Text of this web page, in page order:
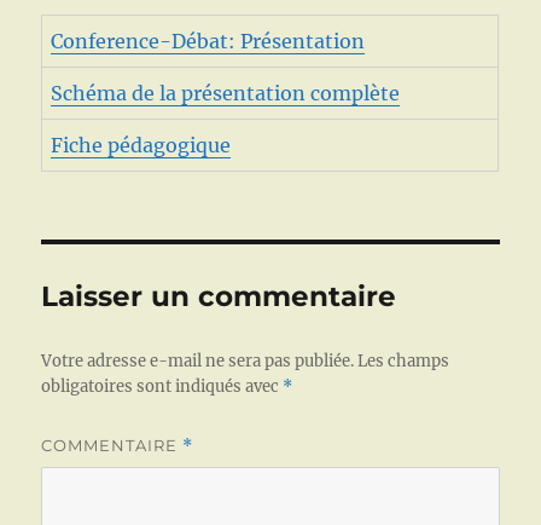
Conference-Débat: Présentation
Schéma de la présentation complète
Fiche pédagogique
Laisser un commentaire
Votre adresse e-mail ne sera pas publiée. Les champs
obligatoires sont indiqués avec *
COMMENTAIRE *